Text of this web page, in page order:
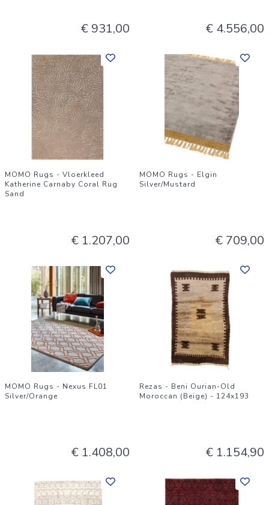
€ 931,00 € 4.556,00
MOMO Rugs - Vloerkleed
Katherine Carnaby Coral Rug
Sand
€ 1.207,00
MOMO Rugs - Elgin
Silver/Mustard
€ 709,00
MOMO Rugs - Nexus FL01
Silver/Orange
€ 1.408,00
Rezas - Beni Ourian-Old
Moroccan (Beige) - 124x193
€ 1.154,90